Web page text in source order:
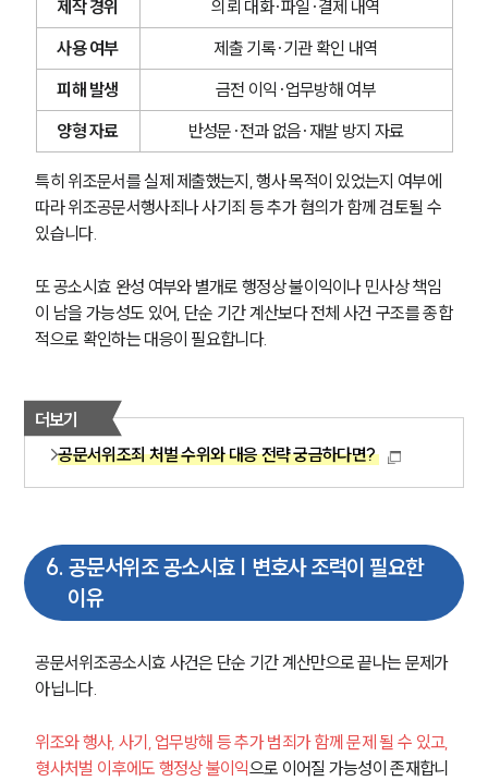
업무분야
형사그룹 업무
전체
구성원 소개
형사전문변호사
소식/자료
언론보도
공지사항
뉴스레터/브로슈어
세미나
대륜법률상담예약
제작 경위
의뢰 대화·파일·결제 내역
사용 여부
제출 기록·기관 확인 내역
피해 발생
금전 이익·업무방해 여부
양형 자료
반성문·전과 없음·재발 방지 자료
특히 위조문서를 실제 제출했는지, 행사 목적이 있었는지 여부에
따라 위조공문서행사죄나 사기죄 등 추가 혐의가 함께 검토될 수
있습니다.
또 공소시효 완성 여부와 별개로 행정상 불이익이나 민사상 책임
이 남을 가능성도 있어, 단순 기간 계산보다 전체 사건 구조를 종합
적으로 확인하는 대응이 필요합니다.
더보기
공문서위조죄 처벌 수위와 대응 전략 궁금하다면?
6. 공문서위조 공소시효 | 변호사 조력이 필요한
이유
공문서위조공소시효 사건은 단순 기간 계산만으로 끝나는 문제가
아닙니다.
위조와 행사, 사기, 업무방해 등 추가 범죄가 함께 문제 될 수 있고,
형사처벌 이후에도 행정상 불이익으로 이어질 가능성이 존재합니